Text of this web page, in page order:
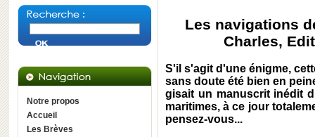
Notre propos
Accueil
Les Brèves
Les navigations
Charles,
S'il s'agit d'une énigme,
sans doute été bien en
gisait un manuscrit inédit
maritimes, à ce jour
pensez-vous...